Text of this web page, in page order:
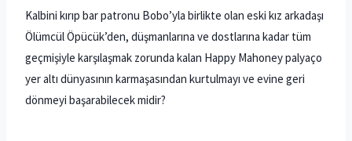
Kalbini kırıp bar patronu Bobo’yla birlikte olan eski kız arkadaşı
Ölümcül Öpücük’den, düşmanlarına ve dostlarına kadar tüm
geçmişiyle karşılaşmak zorunda kalan Happy Mahoney palyaço
yer altı dünyasının karmaşasından kurtulmayı ve evine geri
dönmeyi başarabilecek midir?